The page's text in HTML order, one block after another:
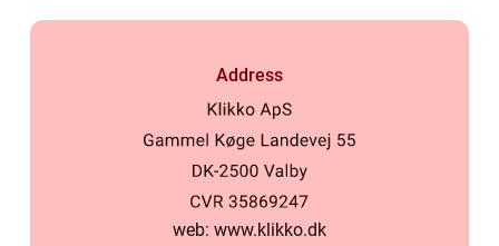
Address
web: www.klikko.dk